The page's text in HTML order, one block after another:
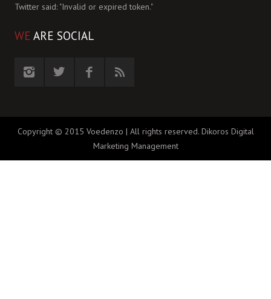
Twitter said: "Invalid or expired token."
WE ARE SOCIAL
Copyright © 2015 Voedenzo | All rights reserved. Dikoros Digital
Marketing Management